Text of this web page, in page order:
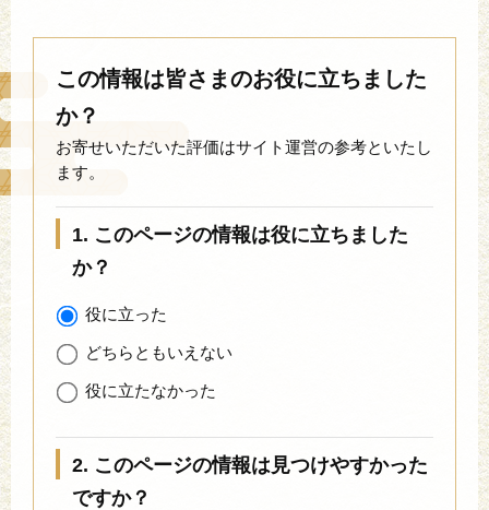
この情報は皆さまのお役に立ちました
か？
お寄せいただいた評価はサイト運営の参考といたし
ます。
1. このページの情報は役に立ちました
か？
役に立った
どちらともいえない
役に立たなかった
2. このページの情報は見つけやすかった
ですか？